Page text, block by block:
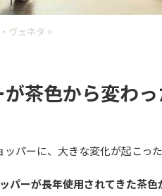
ヴェネタ >
茶色から変わ
パーに、大きな変化が起こっ
ーが長年使用されてきた茶色